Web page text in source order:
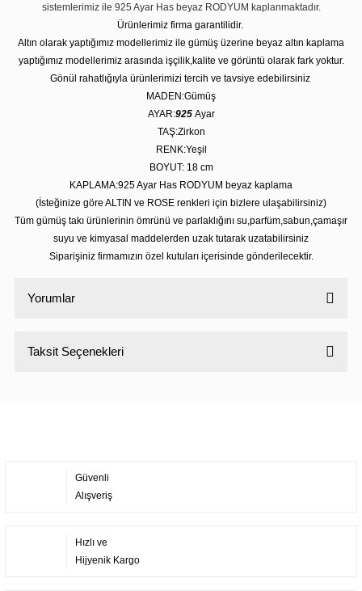
sistemlerimiz ile 925 Ayar Has beyaz RODYUM kaplanmaktadır.
Ürünlerimiz firma garantilidir.
Altın olarak yaptığımız modellerimiz ile gümüş üzerine beyaz altın kaplama
yaptığımız modellerimiz arasında işçilik,kalite ve görüntü olarak fark yoktur.
Gönül rahatlığıyla ürünlerimizi tercih ve tavsiye edebilirsiniz
MADEN:Gümüş
AYAR:925 Ayar
TAŞ:Zirkon
RENK:Yeşil
BOYUT: 18 cm
KAPLAMA:925 Ayar Has RODYUM beyaz kaplama
(İsteğinize göre ALTIN ve ROSE renkleri için bizlere ulaşabilirsiniz)
Tüm gümüş takı ürünlerinin ömrünü ve parlaklığını su,parfüm,sabun,çamaşır
suyu ve kimyasal maddelerden uzak tutarak uzatabilirsiniz
Siparişiniz firmamızın özel kutuları içerisinde gönderilecektir.
Yorumlar
Taksit Seçenekleri
Güvenli
Alışveriş
Hızlı ve
Hijyenik Kargo